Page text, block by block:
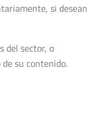
si desean
del sector, o
su contenido.